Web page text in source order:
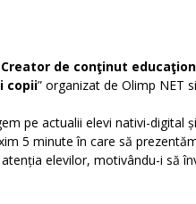
Creator de conţinut
copii” organizat de Olimp NET
pe actualii elevi nativi-digital
5 minute în care să
elevilor, motivându-i să